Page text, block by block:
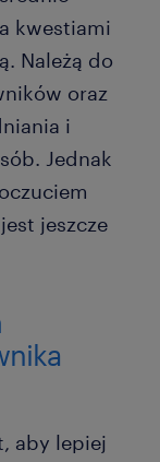
kwestiami
Należą do
oraz
i
Jednak
jeszcze
aby lepiej